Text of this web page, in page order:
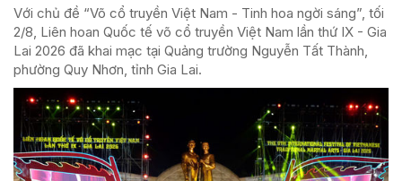
Với chủ đề “Võ cổ truyền Việt Nam - Tinh hoa ngời sáng”, tối
2/8, Liên hoan Quốc tế võ cổ truyền Việt Nam lần thứ IX - Gia
Lai 2026 đã khai mạc tại Quảng trường Nguyễn Tất Thành,
phường Quy Nhơn, tỉnh Gia Lai.